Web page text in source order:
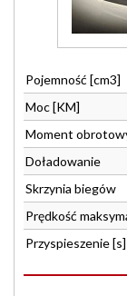
Pojemność [cm3]
Moc [KM]
Moment
Doładowanie
Skrzynia biegów
Prędkość
Przyspieszenie